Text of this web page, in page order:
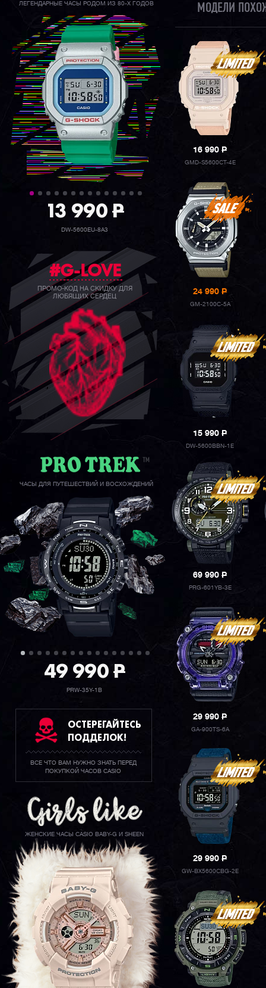
ЛЕГЕНДАРНЫЕ ЧАСЫ РОДОМ ИЗ 80-Х ГОДОВ
39 990P
GW-B5600BC-1B
#G-LOVE
ПРОМО-КОД НА СКИДКУ ДЛЯ
ЛЮБЯЩИХ СЕРДЕЦ
ЧАСЫ ДЛЯ ПУТЕШЕСТВИЙ И ВОСХОЖДЕНИЙ
49 990P
PRW-35Y-1B
ОСТЕРЕГАЙТЕСЬ
ПОДДЕЛОК!
ВСЕ ЧТО ВАМ НУЖНО ЗНАТЬ ПЕРЕД
ПОКУПКОЙ ЧАСОВ CASIO
ЖЕНСКИЕ ЧАСЫ CASIO BABY-G И SHEEN
МОДЕЛИ
16 990P
GMD-S5600CT-4E
24 990P
GM-2100C-5A
15 990P
DW-5600BBN-1E
69 990P
PRG-601YB-3E
29 990P
GA-900TS-6A
29 990P
GW-BX5600CBG-2E